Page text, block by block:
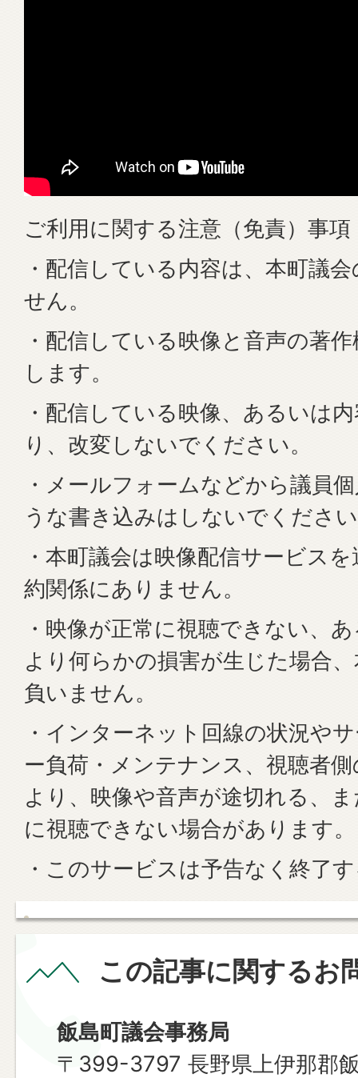
ご利用に関する注意（免責）事項
・配信している内容は、本町議
せん。
・配信している映像と音声の著
します。
・配信している映像、あるいは
り、改変しないでください。
・メールフォームなどから議員
うな書き込みはしないでくださ
・本町議会は映像配信サービス
約関係にありません。
・映像が正常に視聴できない、
より何らかの損害が生じた場合
負いません。
・インターネット回線の状況や
ー負荷・メンテナンス、視聴者
より、映像や音声が途切れる、
に視聴できない場合があります。
・このサービスは予告なく終了
この記事に関するお
飯島町議会事務局
〒399-3797 長野県上伊那郡